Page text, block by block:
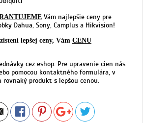
Vám najlepšie ceny pre
Dahua, Sony, Camplus a Hikvision!
lepšej ceny, Vám CENU
cez eshop. Pre upravenie cien nás
pomocou kontaktného formulára, v
produkt s lepšou cenou.